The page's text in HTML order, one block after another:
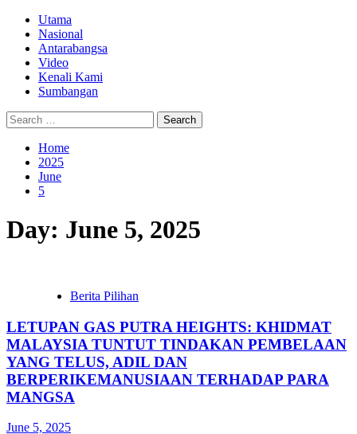
Skip
content
Primary
Menu
Utama
Nasional
Antarabangsa
Video
Kenali Kami
Sumbangan
Search
for:
Home
2025
June
5
Day: June 5, 2025
Berita Pilihan
LETUPAN GAS PUTRA HEIGHTS: KHIDMAT
MALAYSIA TUNTUT TINDAKAN PEMBELAAN
YANG TELUS, ADIL DAN
BERPERIKEMANUSIAAN TERHADAP PARA
MANGSA
June 5, 2025